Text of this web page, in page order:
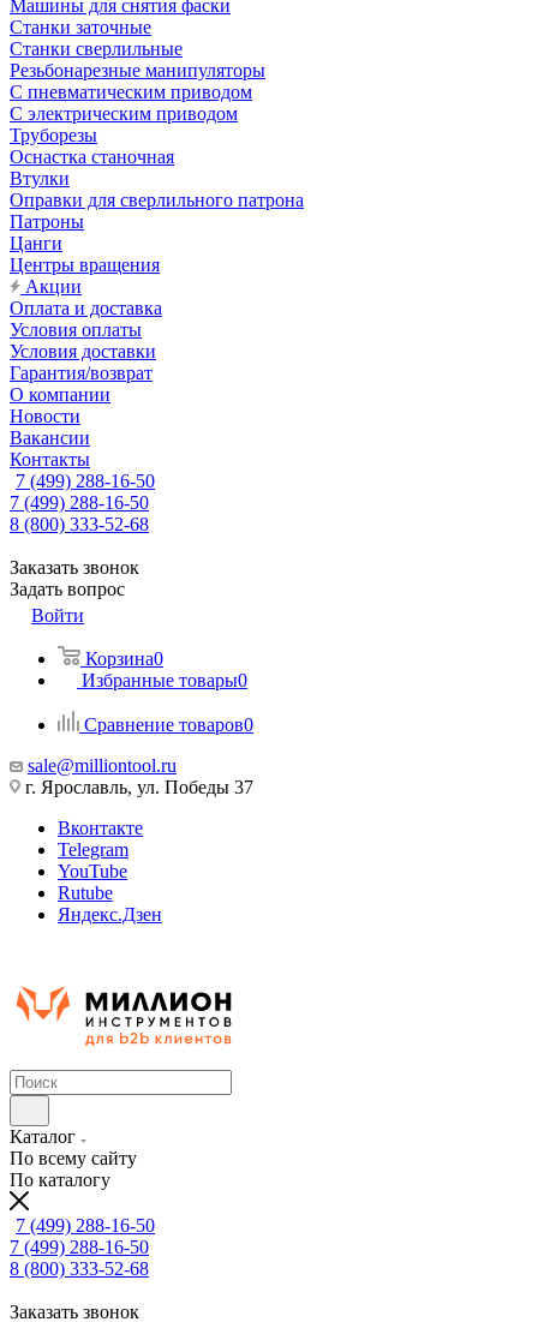
Машины для снятия фаски
Станки заточные
Станки сверлильные
Резьбонарезные манипуляторы
С пневматическим приводом
С электрическим приводом
Труборезы
Оснастка станочная
Втулки
Оправки для сверлильного патрона
Патроны
Цанги
Центры вращения
Акции
Оплата и доставка
Условия оплаты
Условия доставки
Гарантия/возврат
О компании
Новости
Вакансии
Контакты
7 (499) 288-16-50
7 (499) 288-16-50
8 (800) 333-52-68
Заказать звонок
Задать вопрос
Войти
Корзина0
Избранные товары0
Сравнение товаров0
sale@milliontool.ru
г. Ярославль, ул. Победы 37
Вконтакте
Telegram
YouTube
Rutube
Яндекс.Дзен
Каталог
По всему сайту
По каталогу
7 (499) 288-16-50
7 (499) 288-16-50
8 (800) 333-52-68
Заказать звонок